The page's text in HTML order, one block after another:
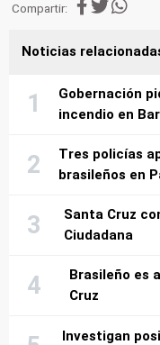
Compartir:
Noticias
Gobernación
incendio en
Tres policías
brasileños en
Santa Cruz
Ciudadana
Brasileño es
Cruz
Investigan